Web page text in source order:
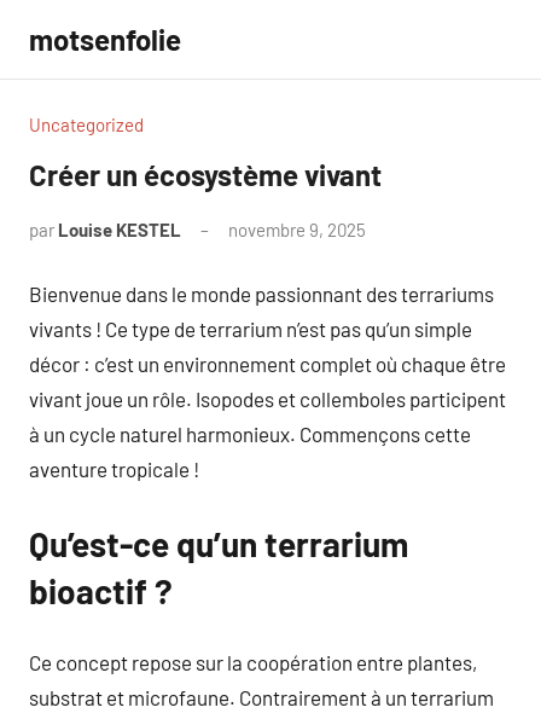
contenu
motsenfolie
Uncategorized
Créer un écosystème vivant
par Louise KESTEL novembre 9, 2025
Bienvenue dans le monde passionnant des terrariums
vivants ! Ce type de terrarium n’est pas qu’un simple
décor : c’est un environnement complet où chaque être
vivant joue un rôle. Isopodes et collemboles participent
à un cycle naturel harmonieux. Commençons cette
aventure tropicale !
Qu’est-ce qu’un terrarium
bioactif ?
Ce concept repose sur la coopération entre plantes,
substrat et microfaune. Contrairement à un terrarium